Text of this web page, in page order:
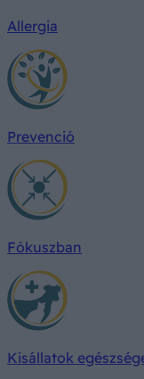
Allergia
Prevenció
Fókuszban
Kisállatok